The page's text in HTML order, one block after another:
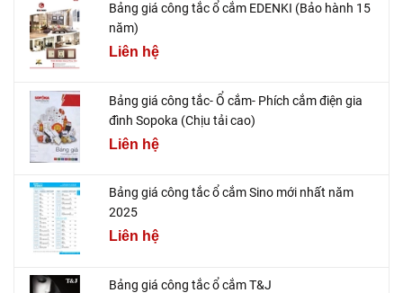
Bảng giá công tắc ổ cắm EDENKI (Bảo hành 15
năm)
Liên hệ
Bảng giá công tắc- Ổ cắm- Phích cắm điện gia
đình Sopoka (Chịu tải cao)
Liên hệ
Bảng giá công tắc ổ cắm Sino mới nhất năm
2025
Liên hệ
Bảng giá công tắc ổ cắm T&J